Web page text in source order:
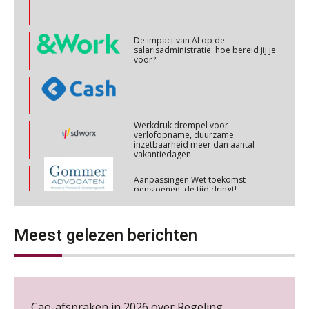
salarisadministratie: hoe bereid jij je
voor?
verlofopname, duurzame
inzetbaarheid meer dan aantal
vakantiedagen
pensioenen, de tijd dringt!
Wie alles ziet, draagt alles: de
Meest gelezen berichten
04
Cursus Werkkostenregeling
MOCuitgevers
06
NOV
MOCuitgevers
NOV
MOCuitgevers
12